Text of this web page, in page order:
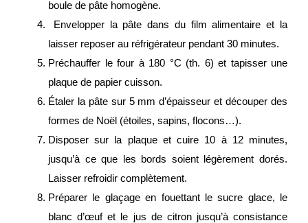
boule de pâte homogène.
Envelopper la pâte dans du film alimentaire et la
laisser reposer au réfrigérateur pendant 30 minutes.
Préchauffer le four à 180 °C (th. 6) et tapisser une
plaque de papier cuisson.
Étaler la pâte sur 5 mm d’épaisseur et découper des
formes de Noël (étoiles, sapins, flocons…).
Disposer sur la plaque et cuire 10 à 12 minutes,
jusqu’à ce que les bords soient légèrement dorés.
Laisser refroidir complètement.
Préparer le glaçage en fouettant le sucre glace, le
blanc d’œuf et le jus de citron jusqu’à consistance